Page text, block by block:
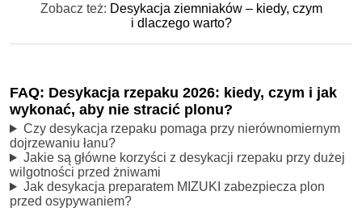
Zobacz też: Desykacja ziemniaków – kiedy, czym
i dlaczego warto?
FAQ: Desykacja rzepaku 2026: kiedy, czym i jak
wykonać, aby nie stracić plonu?
Czy desykacja rzepaku pomaga przy nierównomiernym
dojrzewaniu łanu?
Jakie są główne korzyści z desykacji rzepaku przy dużej
wilgotności przed żniwami
Jak desykacja preparatem MIZUKI zabezpiecza plon
przed osypywaniem?